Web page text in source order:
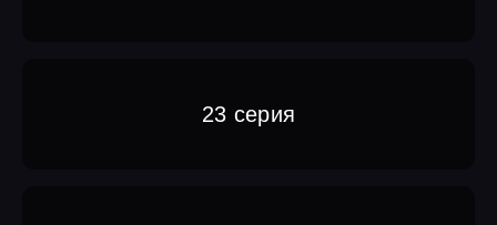
23 серия